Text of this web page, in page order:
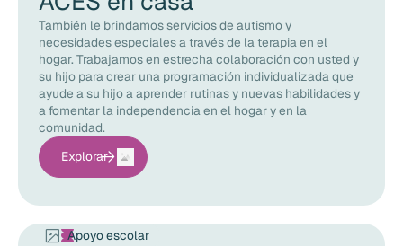
También le brindamos servicios de autismo y
necesidades especiales a través de la terapia en el
hogar. Trabajamos en estrecha colaboración con usted y
su hijo para crear una programación individualizada que
ayude a su hijo a aprender rutinas y nuevas habilidades y
a fomentar la independencia en el hogar y en la
comunidad.
Explorar
Apoyo escolar